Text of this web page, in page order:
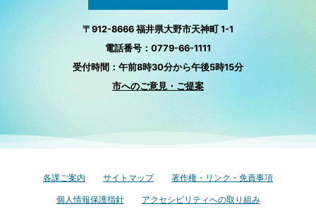
〒912-8666 福井県大野市天神町 1-1
電話番号：0779-66-1111
受付時間：午前8時30分から午後5時15分
市へのご意見・ご提案
各課ご案内 サイトマップ 著作権・リンク・免責事項
個人情報保護指針 アクセシビリティへの取り組み